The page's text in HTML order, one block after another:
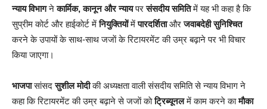
न्याय विभागनेकार्मिक, कानून और न्यायपरसंसदीय समितिमें यह भी कहा है कि
सुप्रीम काेर्ट और हाईकाेर्ट मेंनियुक्तियोंमेंपारदर्शिताऔरजवाबदेही सुनिश्चित
करने के उपायों के साथ-साथ जजाें के रिटायरमेंट की उम्र बढ़ाने पर भी विचार
किया जाएगा।
भाजपासांसदसुशील मोदीकी अध्यक्षता वाली संसदीय समिति से न्याय विभाग ने
कहा कि रिटायरमेंट की उम्र बढ़ाने से जजाें काेट्रिब्यूनलमें काम करने कामाैका